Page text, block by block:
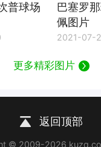
普球场
巴塞罗
佩图片
2021-07-
更多精彩图片
返回顶部
© 2009-2026